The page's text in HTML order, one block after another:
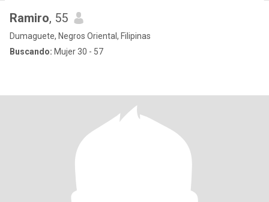
Ramiro, 55
Dumaguete, Negros Oriental, Filipinas
Buscando: Mujer 30 - 57